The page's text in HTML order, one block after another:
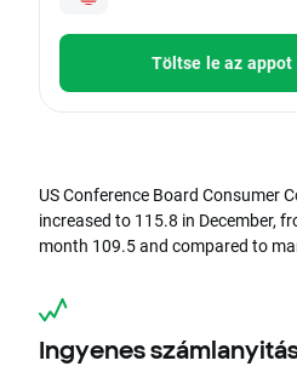
Töltse le az
US Conference Board Consumer
increased to 115.8 in December,
month 109.5 and compared to
Ingyenes